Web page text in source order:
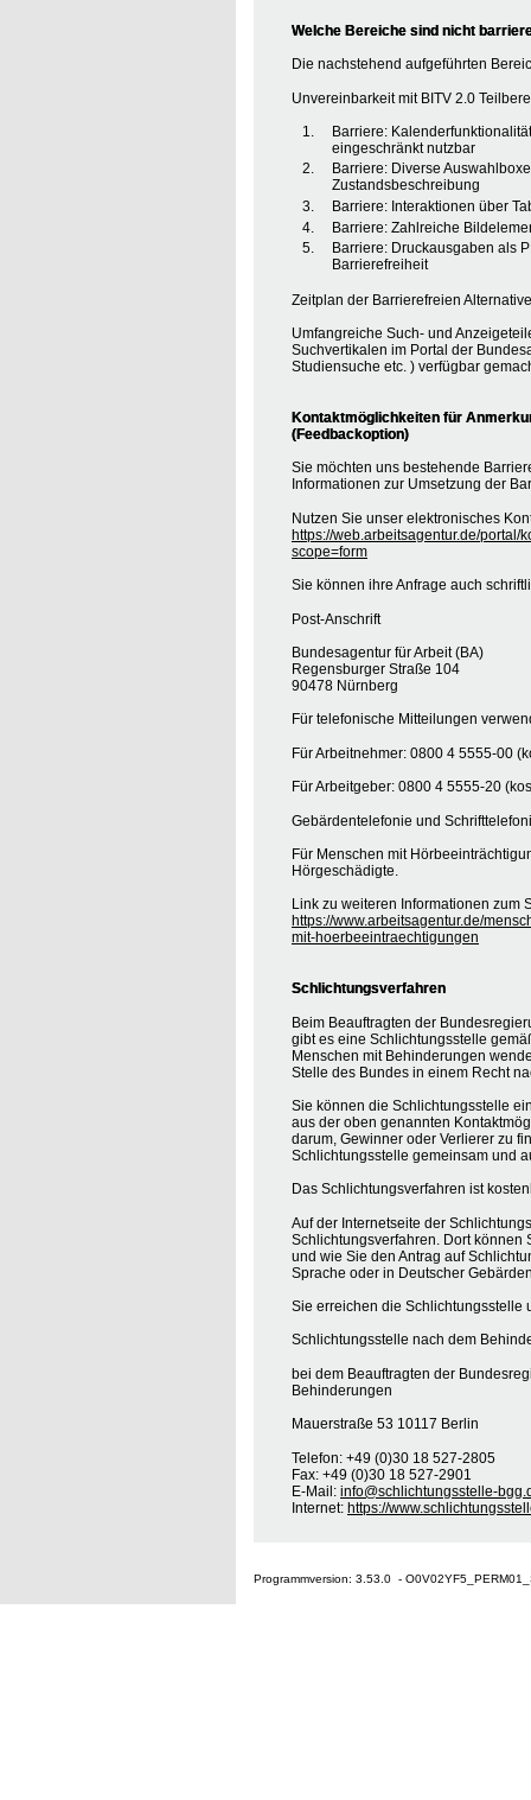
Welche Bereiche sind nicht
Die nachstehend aufgeführten
Unvereinbarkeit mit BITV 2.0
Barriere:
eingeschränkt nutzbar
Barriere: Diverse
Zustandsbeschreibung
Barriere: Interaktionen über
Barriere: Zahlreiche
Barriere: Druckausgaben als
Barrierefreiheit
Zeitplan der Barrierefreien
Umfangreiche Such- und
Suchvertikalen im Portal der
Studiensuche etc. ) verfügbar
Kontaktmöglichkeiten für
(Feedbackoption)
Sie möchten uns bestehende
Informationen zur Umsetzung der
Nutzen Sie unser elektronisches
https://web.arbeitsagentur.de/portal/
scope=form
Sie können ihre Anfrage auch
Post-Anschrift
Bundesagentur für Arbeit (BA)
Regensburger Straße 104
90478 Nürnberg
Für telefonische Mitteilungen
Für Arbeitnehmer: 0800 4 5555-00
Für Arbeitgeber: 0800 4 5555-20
Gebärdentelefonie und
Für Menschen mit
Hörgeschädigte.
Link zu weiteren Informationen zum
https://www.arbeitsagentur.de/
mit-hoerbeeintraechtigungen
Schlichtungsverfahren
Beim Beauftragten der
gibt es eine Schlichtungsstelle
Menschen mit Behinderungen
Stelle des Bundes in einem Recht
Sie können die Schlichtungsstelle
aus der oben genannten
darum, Gewinner oder Verlierer zu
Schlichtungsstelle gemeinsam und
Das Schlichtungsverfahren ist
Auf der Internetseite der
Schlichtungsverfahren. Dort können
und wie Sie den Antrag auf
Sprache oder in Deutscher
Sie erreichen die Schlichtungsstelle
Schlichtungsstelle nach dem
bei dem Beauftragten der
Behinderungen
Mauerstraße 53 10117 Berlin
Telefon: +49 (0)30 18 527-2805
Fax: +49 (0)30 18 527-2901
E-Mail: info@schlichtungsstelle-
Internet: https://
Programmversion: 3.53.0 -